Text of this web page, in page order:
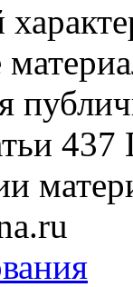
437